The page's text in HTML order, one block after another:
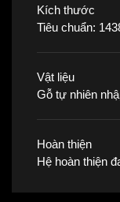
Kích thước
Tiêu chuẩn:
Vật liệu
Gỗ tự nhiên
Hoàn thiện
Hệ hoàn thiện